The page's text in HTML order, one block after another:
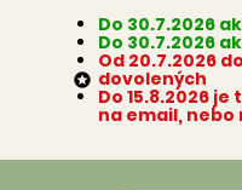

Do 30.7.2026
Do 30.7.2026
Od 20.7.2026
dovolených
Do 15.8.2026
na email,